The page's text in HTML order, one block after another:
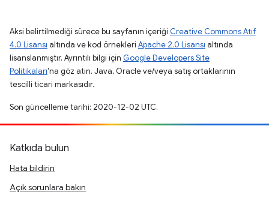
Aksi belirtilmediği sürece bu sayfanın içeriği Creative Commons Atıf
4.0 Lisansı altında ve kod örnekleri Apache 2.0 Lisansı altında
lisanslanmıştır. Ayrıntılı bilgi için Google Developers Site
Politikaları'na göz atın. Java, Oracle ve/veya satış ortaklarının
tescilli ticari markasıdır.
Son güncelleme tarihi: 2020-12-02 UTC.
Katkıda bulun
Hata bildirin
Açık sorunlara bakın